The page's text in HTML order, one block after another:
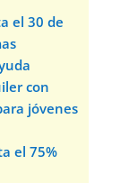
el 30 de
con
jóvenes
el 75%